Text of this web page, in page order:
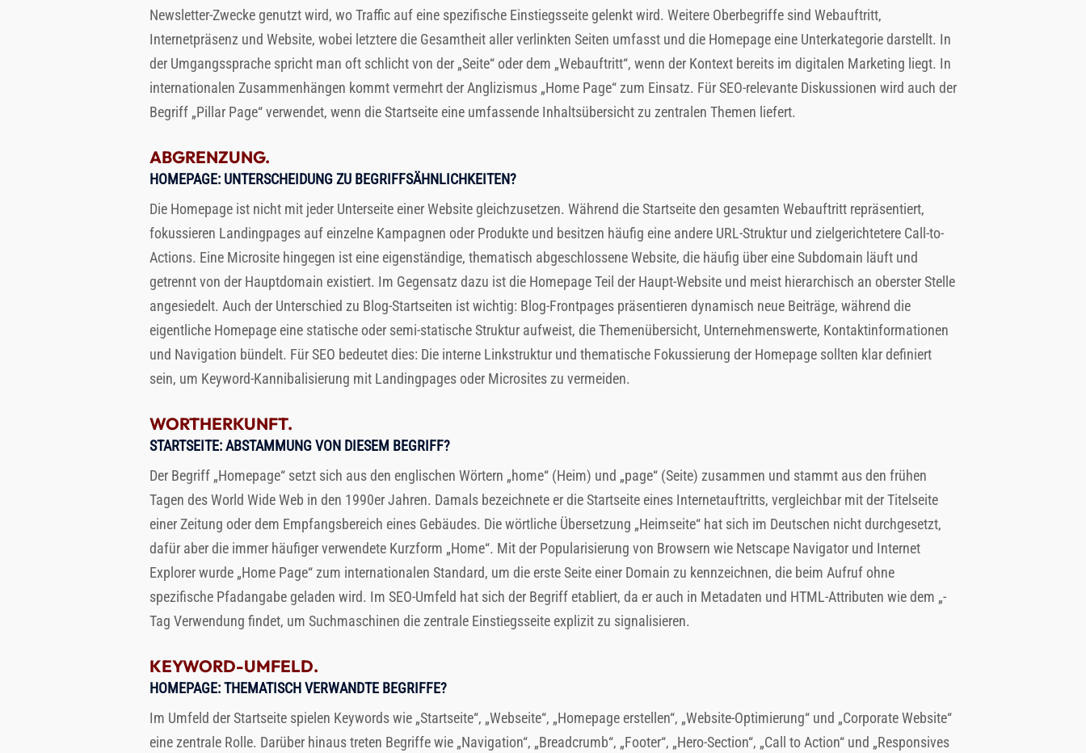
Newsletter-Zwecke genutzt wird, wo Traffic auf eine spezifische Einstiegsseite gelenkt wird. Weitere Oberbegriffe sind Webauftritt,
Internetpräsenz und Website, wobei letztere die Gesamtheit aller verlinkten Seiten umfasst und die Homepage eine Unterkategorie darstellt. In
der Umgangssprache spricht man oft schlicht von der „Seite“ oder dem „Webauftritt“, wenn der Kontext bereits im digitalen Marketing liegt. In
internationalen Zusammenhängen kommt vermehrt der Anglizismus „Home Page“ zum Einsatz. Für SEO-relevante Diskussionen wird auch der
Begriff „Pillar Page“ verwendet, wenn die Startseite eine umfassende Inhaltsübersicht zu zentralen Themen liefert.
ABGRENZUNG.
HOMEPAGE: UNTERSCHEIDUNG ZU BEGRIFFSÄHNLICHKEITEN?
Die Homepage ist nicht mit jeder Unterseite einer Website gleichzusetzen. Während die Startseite den gesamten Webauftritt repräsentiert,
fokussieren Landingpages auf einzelne Kampagnen oder Produkte und besitzen häufig eine andere URL-Struktur und zielgerichtetere Call-to-
Actions. Eine Microsite hingegen ist eine eigenständige, thematisch abgeschlossene Website, die häufig über eine Subdomain läuft und
getrennt von der Hauptdomain existiert. Im Gegensatz dazu ist die Homepage Teil der Haupt-Website und meist hierarchisch an oberster Stelle
angesiedelt. Auch der Unterschied zu Blog-Startseiten ist wichtig: Blog-Frontpages präsentieren dynamisch neue Beiträge, während die
eigentliche Homepage eine statische oder semi-statische Struktur aufweist, die Themenübersicht, Unternehmenswerte, Kontaktinformationen
und Navigation bündelt. Für SEO bedeutet dies: Die interne Linkstruktur und thematische Fokussierung der Homepage sollten klar definiert
sein, um Keyword-Kannibalisierung mit Landingpages oder Microsites zu vermeiden.
WORTHERKUNFT.
STARTSEITE: ABSTAMMUNG VON DIESEM BEGRIFF?
Der Begriff „Homepage“ setzt sich aus den englischen Wörtern „home“ (Heim) und „page“ (Seite) zusammen und stammt aus den frühen
Tagen des World Wide Web in den 1990er Jahren. Damals bezeichnete er die Startseite eines Internetauftritts, vergleichbar mit der Titelseite
einer Zeitung oder dem Empfangsbereich eines Gebäudes. Die wörtliche Übersetzung „Heimseite“ hat sich im Deutschen nicht durchgesetzt,
dafür aber die immer häufiger verwendete Kurzform „Home“. Mit der Popularisierung von Browsern wie Netscape Navigator und Internet
Explorer wurde „Home Page“ zum internationalen Standard, um die erste Seite einer Domain zu kennzeichnen, die beim Aufruf ohne
spezifische Pfadangabe geladen wird. Im SEO-Umfeld hat sich der Begriff etabliert, da er auch in Metadaten und HTML-Attributen wie dem „-
Tag Verwendung findet, um Suchmaschinen die zentrale Einstiegsseite explizit zu signalisieren.
KEYWORD-UMFELD.
HOMEPAGE: THEMATISCH VERWANDTE BEGRIFFE?
Im Umfeld der Startseite spielen Keywords wie „Startseite“, „Webseite“, „Homepage erstellen“, „Website-Optimierung“ und „Corporate Website“
eine zentrale Rolle. Darüber hinaus treten Begriffe wie „Navigation“, „Breadcrumb“, „Footer“, „Hero-Section“, „Call to Action“ und „Responsives